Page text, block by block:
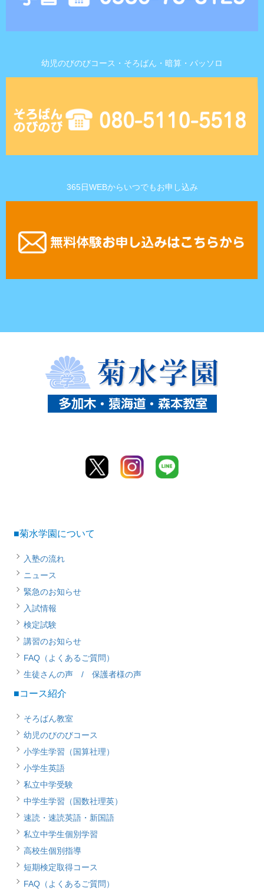
幼児のびのびコース・そろばん・暗算・パッソロ
365日WEBからいつでもお申し込み
■菊水学園について
入塾の流れ
ニュース
緊急のお知らせ
入試情報
検定試験
講習のお知らせ
FAQ（よくあるご質問）
生徒さんの声 / 保護者様の声
■コース紹介
そろばん教室
幼児のびのびコース
小学生学習（国算社理）
小学生英語
私立中学受験
中学生学習（国数社理英）
速読・速読英語・新国語
私立中学生個別学習
高校生個別指導
短期検定取得コース
FAQ（よくあるご質問）